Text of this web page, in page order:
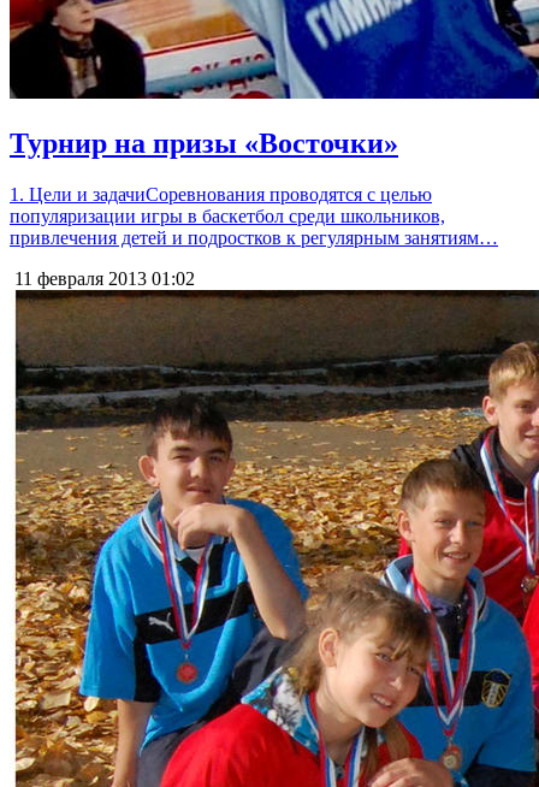
Турнир на призы «Восточки»
1. Цели и задачиСоревнования проводятся с целью
популяризации игры в баскетбол среди школьников,
привлечения детей и подростков к регулярным занятиям…
11 февраля 2013 01:02